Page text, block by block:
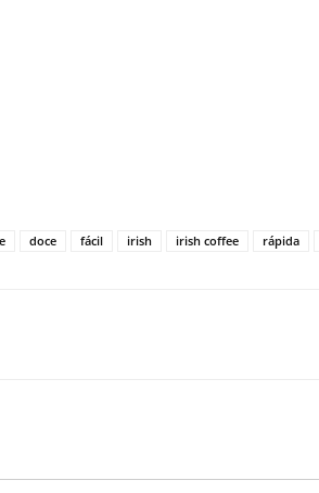
doce fácil irish irish coffee rápida